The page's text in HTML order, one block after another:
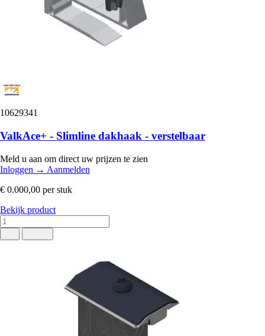
10629341
ValkAce+ - Slimline dakhaak - verstelbaar
Meld u aan om direct uw prijzen te zien
Inloggen → Aanmelden
€ 0.000,00 per stuk
Bekijk product